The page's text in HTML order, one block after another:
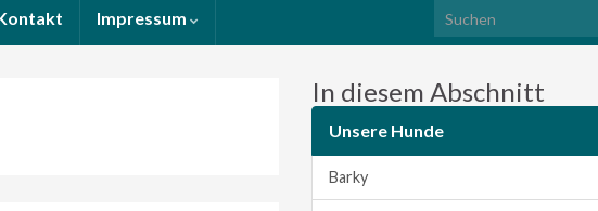
Impressum Search for:
In diesem Abschnitt
Unsere Hunde
Barky